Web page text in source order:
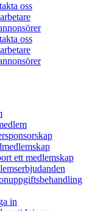
oss
oss
ett medlemskap
in